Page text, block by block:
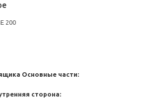
200
Основные части:
сторона: